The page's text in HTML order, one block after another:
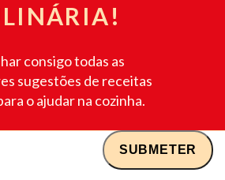
consigo todas as
sugestões de receitas
o ajudar na cozinha.